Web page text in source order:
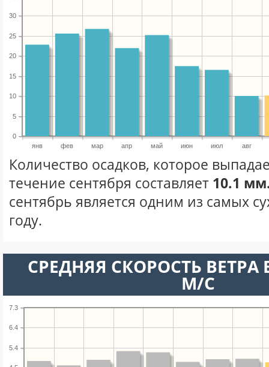
янв фев мар апр май июн июл авг
0
5
10
15
20
25
30
Количество осадков, которое
течение сентября составляет 10.1
сентябрь является одним из самых
году.
СРЕДНЯЯ СКОРОСТЬ ВЕТРА
М/С
5.4
6.4
7.3